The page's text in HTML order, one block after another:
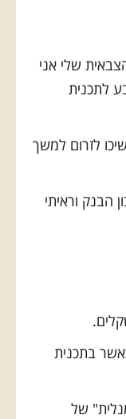
שלי אני
קבע לתכנית
לזרום למשך
הבנק וראיתי
כאשר בתכנית
של